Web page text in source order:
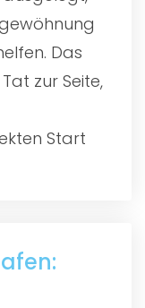
Das
zur Seite,
Start